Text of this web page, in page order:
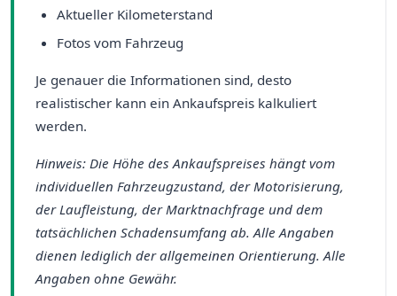
Aktueller Kilometerstand
Fotos vom Fahrzeug
Je genauer die Informationen sind, desto
realistischer kann ein Ankaufspreis kalkuliert
werden.
Hinweis: Die Höhe des Ankaufspreises hängt vom
individuellen Fahrzeugzustand, der Motorisierung,
der Laufleistung, der Marktnachfrage und dem
tatsächlichen Schadensumfang ab. Alle Angaben
dienen lediglich der allgemeinen Orientierung. Alle
Angaben ohne Gewähr.